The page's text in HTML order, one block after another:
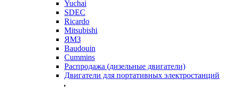
Yuchai
SDEC
Ricardo
Mitsubishi
ЯМЗ
Baudouin
Cummins
Распродажа (дизельные двигатели)
Двигатели для портативных электростанций